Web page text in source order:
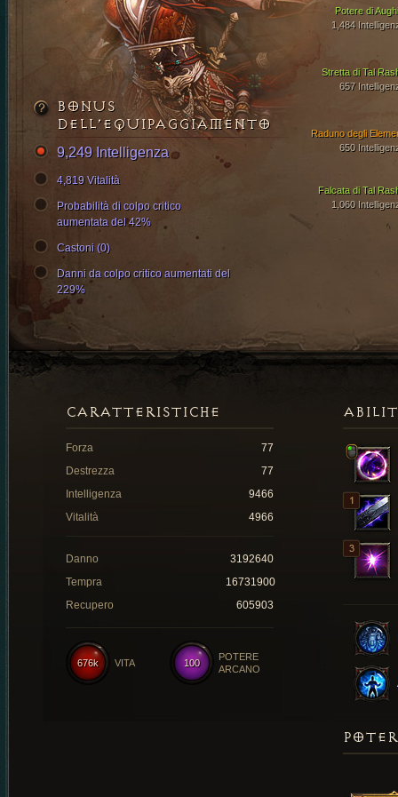
Potere di
1,484
Stretta di Tal
657
Falcata di Tal
1,060
Raduno degli
650
BONUS
DELL’EQUIPAGGIAMENTO
9,249 Intelligenza
4,819 Vitalità
Probabilità di colpo critico
aumentata del 42%
Castoni (0)
Danni da colpo critico aumentati del
229%
CARATTERISTICHE
Forza
77
Destrezza
77
Intelligenza
9466
Vitalità
4966
Danno
3192640
Tempra
16731900
Recupero
605903
100
POTERE
ARCANO
676k VITA